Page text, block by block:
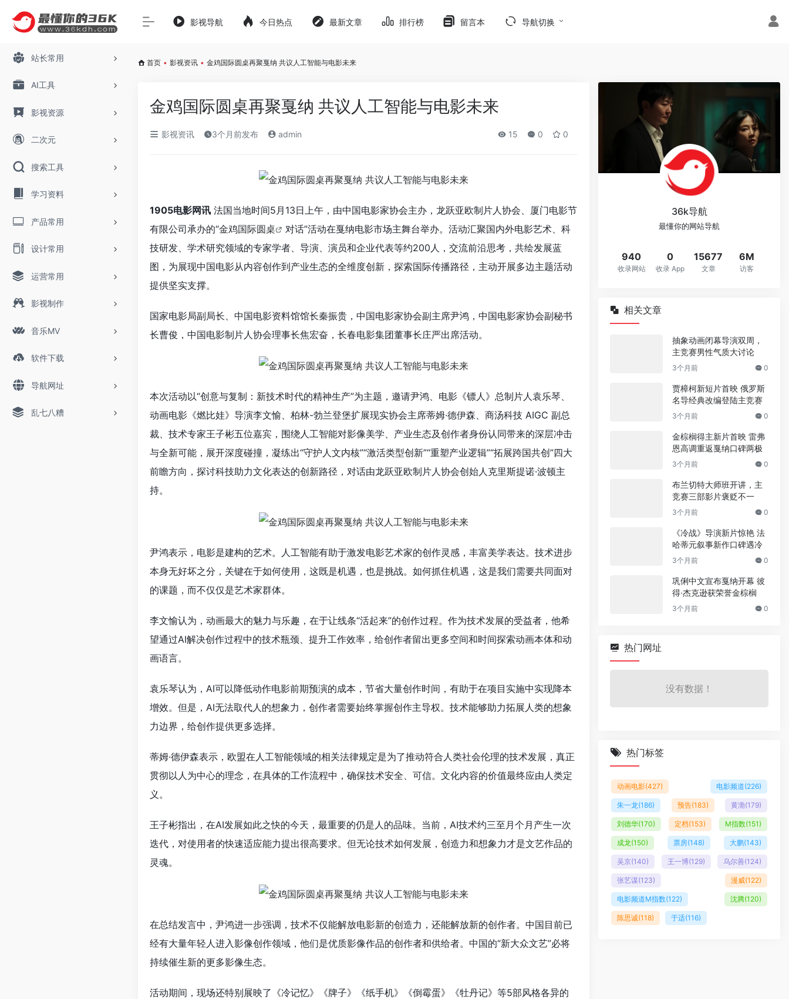
站长常用
AI工具
影视资源
二次元
搜索工具
学习资料
产品常用
设计常用
运营常用
影视制作
音乐MV
软件下载
导航网址
乱七八糟
影视导航 今日热点 最新文章 排行榜 留言本 导航切换
首页 • 影视资讯 • 金鸡国际圆桌再聚戛纳 共议人工智能与电影未来
金鸡国际圆桌再聚戛纳 共议人工智能与电影未来
影视资讯 3个月前发布 admin 15 0 0
1905电影网讯 法国当地时间5月13日上午，由中国电影家协会主办，龙跃亚欧制片人协会、厦门电影节
有限公司承办的“金鸡国际圆桌
对话”活动在戛纳电影市场主舞台举办。活动汇聚国内外电影艺术、科
技研发、学术研究领域的专家学者、导演、演员和企业代表等约200人，交流前沿思考，共绘发展蓝
图，为展现中国电影从内容创作到产业生态的全维度创新，探索国际传播路径，主动开展多边主题活动
提供坚实支撑。
国家电影局副局长、中国电影资料馆馆长秦振贵，中国电影家协会副主席尹鸿，中国电影家协会副秘书
长曹俊，中国电影制片人协会理事长焦宏奋，长春电影集团董事长庄严出席活动。
本次活动以“创意与复制：新技术时代的精神生产”为主题，邀请尹鸿、电影《镖人》总制片人袁乐琴、
动画电影《燃比娃》导演李文愉、柏林-勃兰登堡扩展现实协会主席蒂姆·德伊森、商汤科技 AIGC 副总
裁、技术专家王子彬五位嘉宾，围绕人工智能对影像美学、产业生态及创作者身份认同带来的深层冲击
与全新可能，展开深度碰撞，凝练出“守护人文内核”“激活类型创新”“重塑产业逻辑”“拓展跨国共创”四大
前瞻方向，探讨科技助力文化表达的创新路径，对话由龙跃亚欧制片人协会创始人克里斯提诺·波顿主
持。
尹鸿表示，电影是建构的艺术。人工智能有助于激发电影艺术家的创作灵感，丰富美学表达。技术进步
本身无好坏之分，关键在于如何使用，这既是机遇，也是挑战。如何抓住机遇，这是我们需要共同面对
的课题，而不仅仅是艺术家群体。
李文愉认为，动画最大的魅力与乐趣，在于让线条“活起来”的创作过程。作为技术发展的受益者，他希
望通过AI解决创作过程中的技术瓶颈、提升工作效率，给创作者留出更多空间和时间探索动画本体和动
画语言。
袁乐琴认为，AI可以降低动作电影前期预演的成本，节省大量创作时间，有助于在项目实施中实现降本
增效。但是，AI无法取代人的想象力，创作者需要始终掌握创作主导权。技术能够助力拓展人类的想象
力边界，给创作提供更多选择。
蒂姆·德伊森表示，欧盟在人工智能领域的相关法律规定是为了推动符合人类社会伦理的技术发展，真正
贯彻以人为中心的理念，在具体的工作流程中，确保技术安全、可信。文化内容的价值最终应由人类定
义。
王子彬指出，在AI发展如此之快的今天，最重要的仍是人的品味。当前，AI技术约三至月个月产生一次
迭代，对使用者的快速适应能力提出很高要求。但无论技术如何发展，创造力和想象力才是文艺作品的
灵魂。
在总结发言中，尹鸿进一步强调，技术不仅能解放电影新的创造力，还能解放新的创作者。中国目前已
经有大量年轻人进入影像创作领域，他们是优质影像作品的创作者和供给者。中国的“新大众文艺”必将
持续催生新的更多影像生态。
活动期间，现场还特别展映了《冷记忆》《牌子》《纸手机》《倒霉蛋》《牡丹记》等5部风格各异的
36k导航
最懂你的网站导航
940
收录网站
0
收录 App
15677
文章
6M
访客
相关文章
抽象动画闭幕导演双周，
主竞赛男性气质大讨论
3个月前 0
贾樟柯新短片首映 俄罗斯
名导经典改编登陆主竞赛
3个月前 0
金棕榈得主新片首映 雷弗
恩高调重返戛纳口碑两极
3个月前 0
布兰切特大师班开讲，主
竞赛三部影片褒贬不一
3个月前 0
《冷战》导演新片惊艳 法
哈蒂元叙事新作口碑遇冷
3个月前 0
巩俐中文宣布戛纳开幕 彼
得·杰克逊获荣誉金棕榈
3个月前 0
热门网址
没有数据！
热门标签
动画电影(427) 电影频道(226)
朱一龙(186) 预告(183) 黄渤(179)
刘德华(170) 定档(153) M指数(151)
成龙(150) 票房(148) 大鹏(143)
吴京(140) 王一博(129) 乌尔善(124)
张艺谋(123) 漫威(122)
电影频道M指数(122) 沈腾(120)
陈思诚(118) 于适(116)